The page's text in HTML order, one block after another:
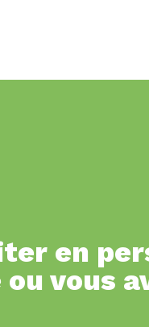
en
vous